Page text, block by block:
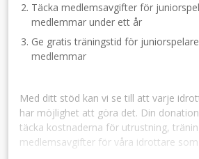
Täcka medlemsavgifter för
medlemmar under ett år
Ge gratis träningstid för
medlemmar
Med ditt stöd kan vi se till att varje
har möjlighet att göra det. Din
täcka kostnaderna för utrustning,
medlemsavgifter för våra idrottare